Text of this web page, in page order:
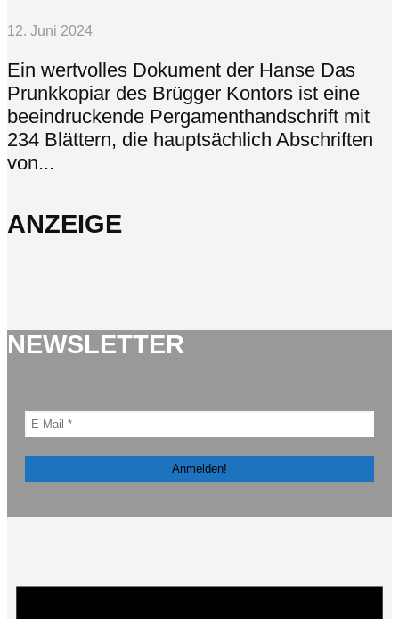
12. Juni 2024
Ein wertvolles Dokument der Hanse Das
Prunkkopiar des Brügger Kontors ist eine
beeindruckende Pergamenthandschrift mit
234 Blättern, die hauptsächlich Abschriften
von...
ANZEIGE
NEWSLETTER